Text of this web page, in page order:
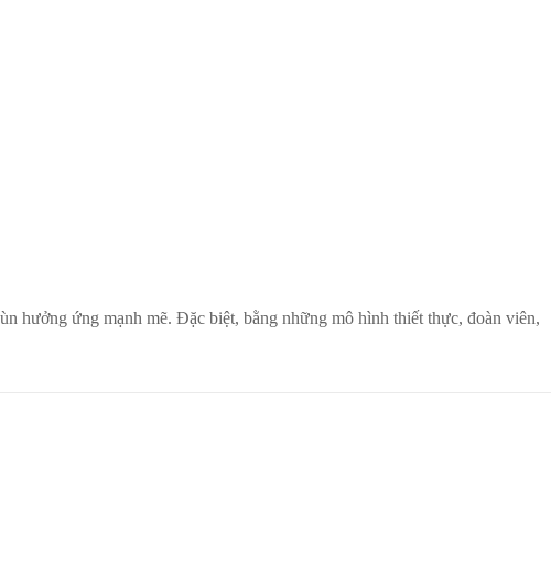
hưởng ứng mạnh mẽ. Đặc biệt, bằng những mô hình thiết thực, đoàn viên,